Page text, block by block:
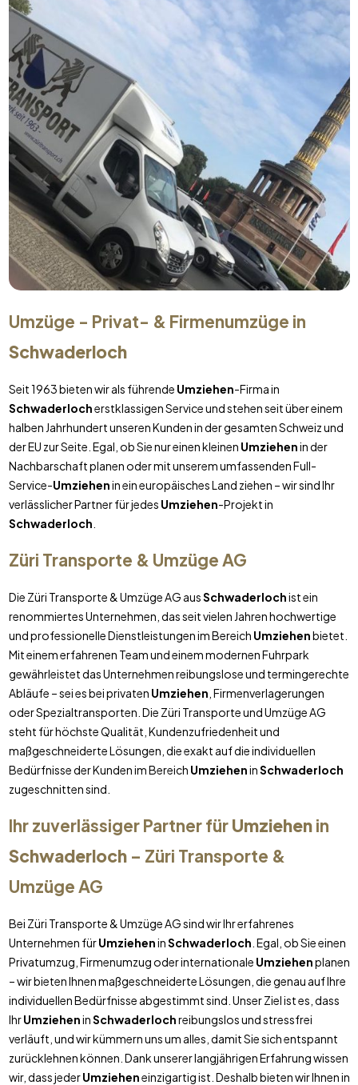
Umzüge - Privat- & Firmenumzüge in
Schwaderloch
Seit 1963 bieten wir als führende Umziehen-Firma in
Schwaderlocherstklassigen Service und stehen seit über einem
halben Jahrhundert unseren Kunden in der gesamten Schweiz und
der EU zur Seite. Egal, ob Sie nur einen kleinen Umziehenin der
Nachbarschaft planen oder mit unserem umfassenden Full-
Service-Umziehenin ein europäisches Land ziehen – wir sind Ihr
verlässlicher Partner für jedes Umziehen-Projekt in
Schwaderloch
Züri Transporte & Umzüge AG
Die Züri Transporte & Umzüge AG ausSchwaderlochist ein
renommiertes Unternehmen, das seit vielen Jahren hochwertige
und professionelle Dienstleistungen im Bereich Umziehenbietet.
Mit einem erfahrenen Team und einem modernen Fuhrpark
gewährleistet das Unternehmen reibungslose und termingerechte
Abläufe – sei es bei privaten Umziehen , Firmenverlagerungen
oder Spezialtransporten. Die Züri Transporte und Umzüge AG
steht für höchste Qualität, Kundenzufriedenheit und
maßgeschneiderte Lösungen, die exakt auf die individuellen
Bedürfnisse der Kunden im Bereich UmzieheninSchwaderloch
zugeschnitten sind.
Ihr zuverlässiger Partner fürUmziehenin
Schwaderloch– Züri Transporte &
Umzüge AG
Bei Züri Transporte & Umzüge AG sind wir Ihr erfahrenes
Unternehmen fürUmzieheninSchwaderloch . Egal, ob Sie einen
Privatumzug, Firmenumzug oder internationale Umziehenplanen
– wir bieten Ihnen maßgeschneiderte Lösungen, die genau auf Ihre
individuellen Bedürfnisse abgestimmt sind. Unser Ziel ist es, dass
IhrUmzieheninSchwaderlochreibungslos und stressfrei
verläuft, und wir kümmern uns um alles, damit Sie sich entspannt
zurücklehnen können. Dank unserer langjährigen Erfahrung wissen
wir, dass jederUmzieheneinzigartig ist. Deshalb bieten wir Ihnen in